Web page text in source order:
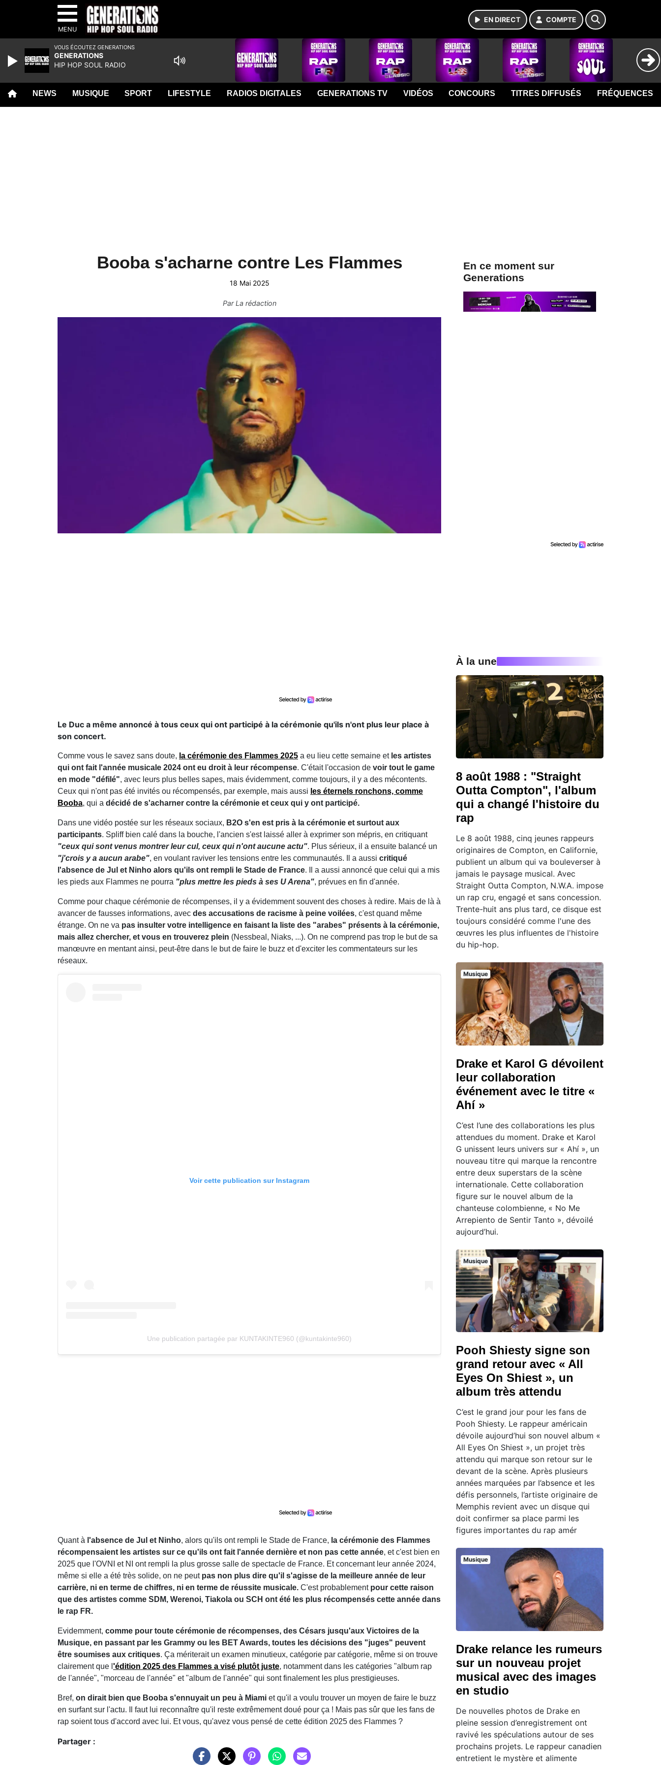
MENU
EN DIRECT COMPTE
NEWS MUSIQUE SPORT LIFESTYLE RADIOS DIGITALES GENERATIONS TV VIDÉOS CONCOURS TITRES DIFFUSÉS FRÉQUENCES
Booba s'acharne contre Les Flammes
18 Mai 2025
ParLa rédaction
Le Duc a même annoncé à tous ceux qui ont participé à la cérémonie qu'ils n'ont plus leur place à
son concert.
Comme vous le savez sans doute, la cérémonie des Flammes 2025 a eu lieu cette semaine et les artistes
qui ont fait l'année musicale 2024 ont eu droit à leur récompense. C'était l'occasion de voir tout le game
en mode "défilé", avec leurs plus belles sapes, mais évidemment, comme toujours, il y a des mécontents.
Ceux qui n'ont pas été invités ou récompensés, par exemple, mais aussi les éternels ronchons, comme
Booba, qui a décidé de s'acharner contre la cérémonie et ceux qui y ont participé.
Dans une vidéo postée sur les réseaux sociaux, B2O s'en est pris à la cérémonie et surtout aux
participants. Spliff bien calé dans la bouche, l'ancien s'est laissé aller à exprimer son mépris, en critiquant
"ceux qui sont venus montrer leur cul, ceux qui n'ont aucune actu". Plus sérieux, il a ensuite balancé un
"j'crois y a aucun arabe", en voulant raviver les tensions entre les communautés. Il a aussi critiqué
l'absence de Jul et Ninho alors qu'ils ont rempli le Stade de France. Il a aussi annoncé que celui qui a mis
les pieds aux Flammes ne pourra "plus mettre les pieds à ses U Arena", prévues en fin d'année.
Comme pour chaque cérémonie de récompenses, il y a évidemment souvent des choses à redire. Mais de là à
avancer de fausses informations, avec des accusations de racisme à peine voilées, c'est quand même
étrange. On ne va pas insulter votre intelligence en faisant la liste des "arabes" présents à la cérémonie,
mais allez chercher, et vous en trouverez plein (Nessbeal, Niaks, ...). On ne comprend pas trop le but de sa
manœuvre en mentant ainsi, peut-être dans le but de faire le buzz et d'exciter les commentateurs sur les
réseaux.
Voir cette publication sur Instagram
Une publication partagée par KUNTAKINTE960 (@kuntakinte960)
Quant à l'absence de Jul et Ninho, alors qu'ils ont rempli le Stade de France, la cérémonie des Flammes
récompensaient les artistes sur ce qu'ils ont fait l'année dernière et non pas cette année, et c'est bien en
2025 que l'OVNI et NI ont rempli la plus grosse salle de spectacle de France. Et concernant leur année 2024,
même si elle a été très solide, on ne peut pas non plus dire qu'il s'agisse de la meilleure année de leur
carrière, ni en terme de chiffres, ni en terme de réussite musicale. C'est probablementpour cette raison
que des artistes comme SDM, Werenoi, Tiakola ou SCH ont été les plus récompensés cette année dans
le rap FR.
Evidemment, comme pour toute cérémonie de récompenses, des Césars jusqu'aux Victoires de la
Musique, en passant par les Grammy ou les BET Awards, toutes les décisions des "juges" peuvent
être soumises aux critiques. Ça mériterait un examen minutieux, catégorie par catégorie, même si on trouve
clairement que l 'édition 2025 des Flammes a visé plutôt juste, notamment dans les catégories "album rap
de l'année", "morceau de l'année" et "album de l'année" qui sont finalement les plus prestigieuses.
Bref, on dirait bien que Booba s'ennuyait un peu à Miami et qu'il a voulu trouver un moyen de faire le buzz
en surfant sur l'actu. Il faut lui reconnaître qu'il reste extrêmement doué pour ça ! Mais pas sûr que les fans de
rap soient tous d'accord avec lui. Et vous, qu'avez vous pensé de cette édition 2025 des Flammes ?
Partager :
En ce moment sur
Generations
À la une
8 août 1988 : "Straight
Outta Compton", l'album
qui a changé l'histoire du
rap
Le 8 août 1988, cinq jeunes rappeurs
originaires de Compton, en Californie,
publient un album qui va bouleverser à
jamais le paysage musical. Avec
Straight Outta Compton, N.W.A. impose
un rap cru, engagé et sans concession.
Trente-huit ans plus tard, ce disque est
toujours considéré comme l'une des
œuvres les plus influentes de l'histoire
du hip-hop.
Musique
Drake et Karol G dévoilent
leur collaboration
événement avec le titre «
Ahí »
C’est l’une des collaborations les plus
attendues du moment. Drake et Karol
G unissent leurs univers sur « Ahí », un
nouveau titre qui marque la rencontre
entre deux superstars de la scène
internationale. Cette collaboration
figure sur le nouvel album de la
chanteuse colombienne, « No Me
Arrepiento de Sentir Tanto », dévoilé
aujourd’hui.
Musique
Pooh Shiesty signe son
grand retour avec « All
Eyes On Shiest », un
album très attendu
C’est le grand jour pour les fans de
Pooh Shiesty. Le rappeur américain
dévoile aujourd’hui son nouvel album «
All Eyes On Shiest », un projet très
attendu qui marque son retour sur le
devant de la scène. Après plusieurs
années marquées par l’absence et les
défis personnels, l’artiste originaire de
Memphis revient avec un disque qui
doit confirmer sa place parmi les
figures importantes du rap amér
Musique
Drake relance les rumeurs
sur un nouveau projet
musical avec des images
en studio
De nouvelles photos de Drake en
pleine session d’enregistrement ont
ravivé les spéculations autour de ses
prochains projets. Le rappeur canadien
entretient le mystère et alimente
VOUS ÉCOUTEZ GENERATIONS
GENERATIONS
HIP HOP SOUL RADIO